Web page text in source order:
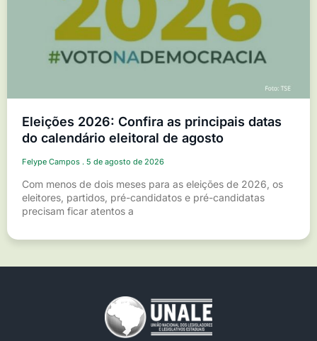
Eleições 2026: Confira as principais datas
do calendário eleitoral de agosto
Felype Campos 5 de agosto de 2026
Com menos de dois meses para as eleições de 2026, os
eleitores, partidos, pré-candidatos e pré-candidatas
precisam ficar atentos a